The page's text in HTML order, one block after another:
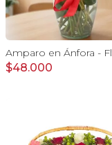
$48.000